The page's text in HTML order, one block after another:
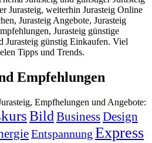
Jurasteig, weiterhin Jurasteig Online
Jurasteig Angebote, Jurasteig
Jurasteig günstige
Jurasteig günstig Einkaufen. Viel
Tipps und Trends.
Empfehlungen
Empfhelungen und Angebote:
Bild BusinessDesign
Entspannung Express